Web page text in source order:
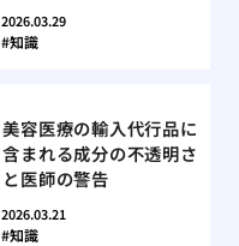
2026.03.29
知識
美容医療の輸入代行品に
含まれる成分の不透明さ
と医師の警告
2026.03.21
知識